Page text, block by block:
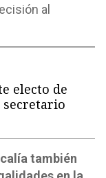
al
electo de
secretario
también